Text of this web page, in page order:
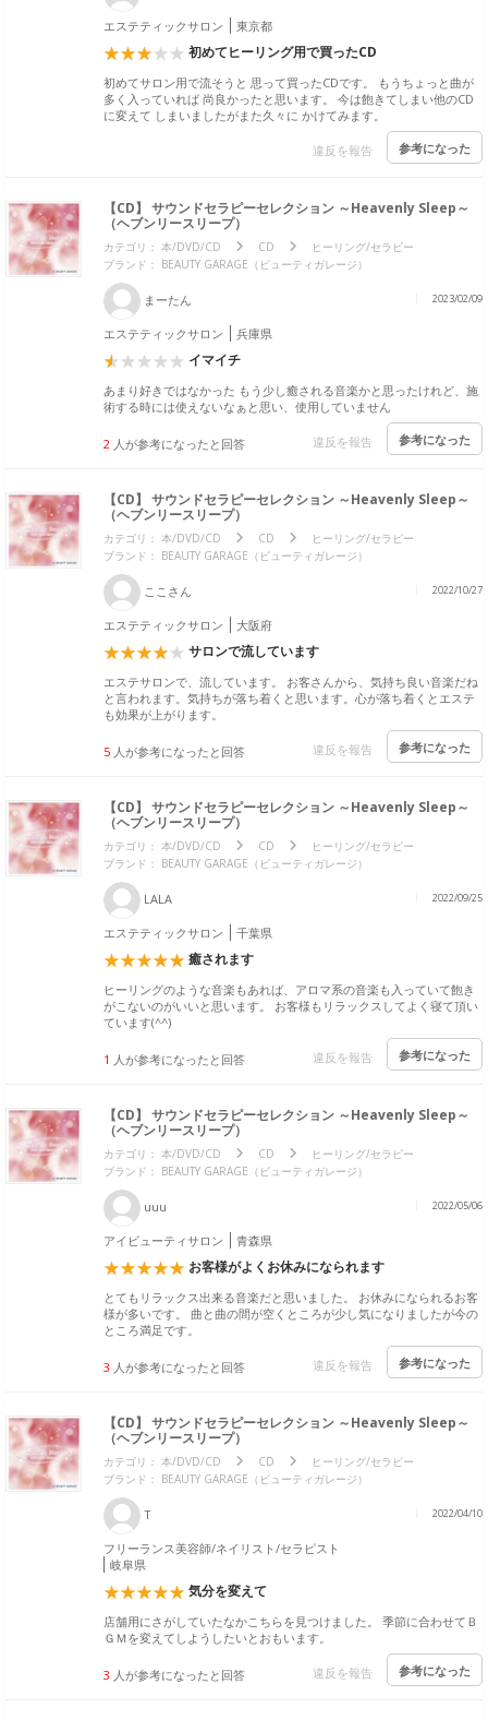
エステティックサロン 東京都
初めてヒーリング用で買ったCD
初めてサロン用で流そうと 思って買ったCDです。 もうちょっと曲が
多く入っていれば 尚良かったと思います。 今は飽きてしまい他のCD
に変えて しまいましたがまた久々に かけてみます。
違反を報告 参考になった
【CD】 サウンドセラピーセレクション ～Heavenly Sleep～
（ヘブンリースリープ）
カテゴリ： 本/DVD/CD CD
ヒーリング/セラピー
ブランド： BEAUTY GARAGE（ビューティガレージ）
まーたん 2023/02/09
エステティックサロン 兵庫県
イマイチ
あまり好きではなかった もう少し癒される音楽かと思ったけれど、施
術する時には使えないなぁと思い、使用していません
2 人が参考になったと回答 違反を報告 参考になった
【CD】 サウンドセラピーセレクション ～Heavenly Sleep～
（ヘブンリースリープ）
カテゴリ： 本/DVD/CD CD
ヒーリング/セラピー
ブランド： BEAUTY GARAGE（ビューティガレージ）
ここさん 2022/10/27
エステティックサロン 大阪府
サロンで流しています
エステサロンで、流しています。 お客さんから、気持ち良い音楽だね
と言われます。気持ちが落ち着くと思います。心が落ち着くとエステ
も効果が上がります。
5 人が参考になったと回答 違反を報告 参考になった
【CD】 サウンドセラピーセレクション ～Heavenly Sleep～
（ヘブンリースリープ）
カテゴリ： 本/DVD/CD CD
ヒーリング/セラピー
ブランド： BEAUTY GARAGE（ビューティガレージ）
LALA 2022/09/25
エステティックサロン 千葉県
癒されます
ヒーリングのような音楽もあれば、アロマ系の音楽も入っていて飽き
がこないのがいいと思います。 お客様もリラックスしてよく寝て頂い
ています(^^)
1 人が参考になったと回答 違反を報告 参考になった
【CD】 サウンドセラピーセレクション ～Heavenly Sleep～
（ヘブンリースリープ）
カテゴリ： 本/DVD/CD CD
ヒーリング/セラピー
ブランド： BEAUTY GARAGE（ビューティガレージ）
uuu 2022/05/06
アイビューティサロン 青森県
お客様がよくお休みになられます
とてもリラックス出来る音楽だと思いました。 お休みになられるお客
様が多いです。 曲と曲の間が空くところが少し気になりましたが今の
ところ満足です。
3 人が参考になったと回答 違反を報告 参考になった
【CD】 サウンドセラピーセレクション ～Heavenly Sleep～
（ヘブンリースリープ）
カテゴリ： 本/DVD/CD CD
ヒーリング/セラピー
ブランド： BEAUTY GARAGE（ビューティガレージ）
T 2022/04/10
フリーランス美容師/ネイリスト/セラピスト
岐阜県
気分を変えて
店舗用にさがしていたなかこちらを見つけました。 季節に合わせてＢ
ＧＭを変えてしようしたいとおもいます。
3 人が参考になったと回答 違反を報告 参考になった